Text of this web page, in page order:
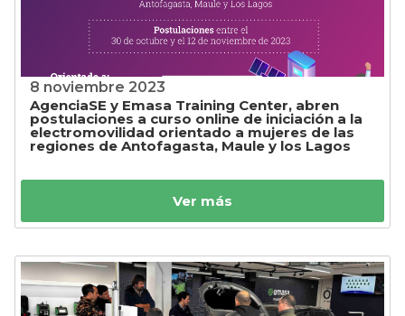
8 noviembre 2023
AgenciaSE y Emasa Training Center, abren
postulaciones a curso online de iniciación a la
electromovilidad orientado a mujeres de las
regiones de Antofagasta, Maule y los Lagos
Ver más